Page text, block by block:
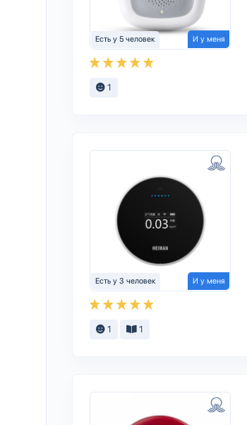
Есть у 5 человек И у меня
1
Есть у 3 человек И у меня
1 1